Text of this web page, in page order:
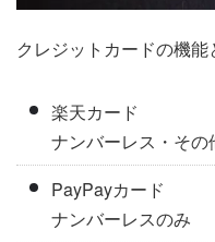
クレジットカードの機能
楽天カード
ナンバーレス・その
PayPayカード
ナンバーレスのみ